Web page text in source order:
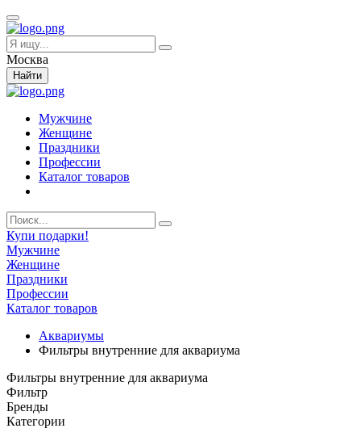
Москва
Найти
Мужчине
Женщине
Праздники
Профессии
Каталог товаров
Купи подарки!
Мужчине
Женщине
Праздники
Профессии
Каталог товаров
Аквариумы
Фильтры внутренние для аквариума
Фильтры внутренние для аквариума
Фильтр
Бренды
Категории